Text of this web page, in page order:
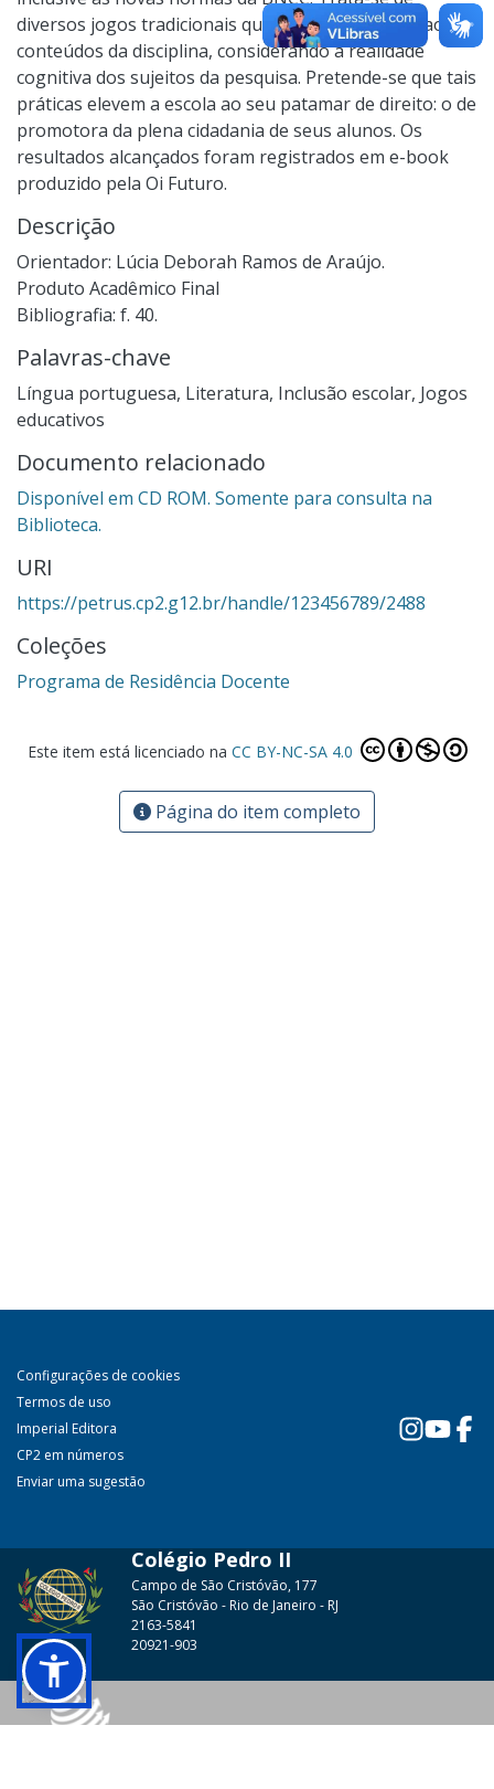
diversos jogos tradicionais que foram adaptados aos
conteúdos da disciplina, considerando a realidade
cognitiva dos sujeitos da pesquisa. Pretende-se que tais
práticas elevem a escola ao seu patamar de direito: o de
promotora da plena cidadania de seus alunos. Os
resultados alcançados foram registrados em e-book
produzido pela Oi Futuro.
Descrição
Orientador: Lúcia Deborah Ramos de Araújo.
Produto Acadêmico Final
Bibliografia: f. 40.
Palavras-chave
Língua portuguesa, Literatura, Inclusão escolar, Jogos
educativos
Documento relacionado
Disponível em CD ROM. Somente para consulta na
Biblioteca.
URI
https://petrus.cp2.g12.br/handle/123456789/2488
Coleções
Programa de Residência Docente
Este item está licenciado na CC BY-NC-SA 4.0
Página do item completo
Configurações de cookies
Termos de uso
Imperial Editora
CP2 em números
Enviar uma sugestão
Colégio Pedro II
Campo de São Cristóvão, 177
São Cristóvão - Rio de Janeiro - RJ
2163-5841
20921-903